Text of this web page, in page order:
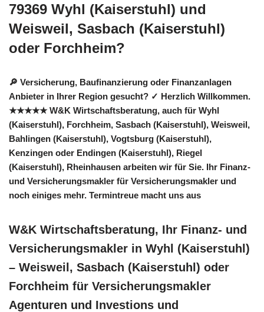
79369 Wyhl (Kaiserstuhl) und
Weisweil, Sasbach (Kaiserstuhl)
oder Forchheim?
🔎 Versicherung, Baufinanzierung oder Finanzanlagen
Anbieter in Ihrer Region gesucht? ✓ Herzlich Willkommen.
★★★★★ W&K Wirtschaftsberatung, auch für Wyhl
(Kaiserstuhl), Forchheim, Sasbach (Kaiserstuhl), Weisweil,
Bahlingen (Kaiserstuhl), Vogtsburg (Kaiserstuhl),
Kenzingen oder Endingen (Kaiserstuhl), Riegel
(Kaiserstuhl), Rheinhausen arbeiten wir für Sie. Ihr Finanz-
und Versicherungsmakler für Versicherungsmakler und
noch einiges mehr. Termintreue macht uns aus
W&K Wirtschaftsberatung, Ihr Finanz- und
Versicherungsmakler in Wyhl (Kaiserstuhl)
– Weisweil, Sasbach (Kaiserstuhl) oder
Forchheim für Versicherungsmakler
Agenturen und Investions und